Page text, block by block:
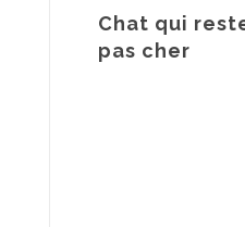
Chat qui
pas cher